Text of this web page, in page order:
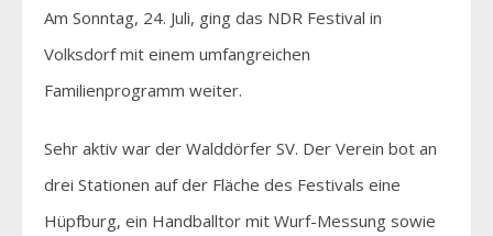
Am Sonntag, 24. Juli, ging das NDR Festival in
Volksdorf mit einem umfangreichen
Familienprogramm weiter.
Sehr aktiv war der Walddörfer SV. Der Verein bot an
drei Stationen auf der Fläche des Festivals eine
Hüpfburg, ein Handballtor mit Wurf-Messung sowie